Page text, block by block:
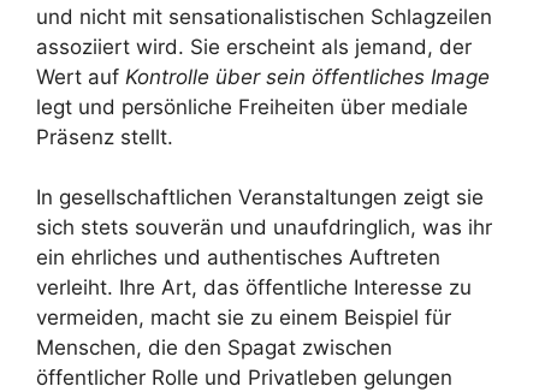
und nicht mit sensationalistischen Schlagzeilen
assoziiert wird. Sie erscheint als jemand, der
Wert auf Kontrolle über sein öffentliches Image
legt und persönliche Freiheiten über mediale
Präsenz stellt.
In gesellschaftlichen Veranstaltungen zeigt sie
sich stets souverän und unaufdringlich, was ihr
ein ehrliches und authentisches Auftreten
verleiht. Ihre Art, das öffentliche Interesse zu
vermeiden, macht sie zu einem Beispiel für
Menschen, die den Spagat zwischen
öffentlicher Rolle und Privatleben gelungen